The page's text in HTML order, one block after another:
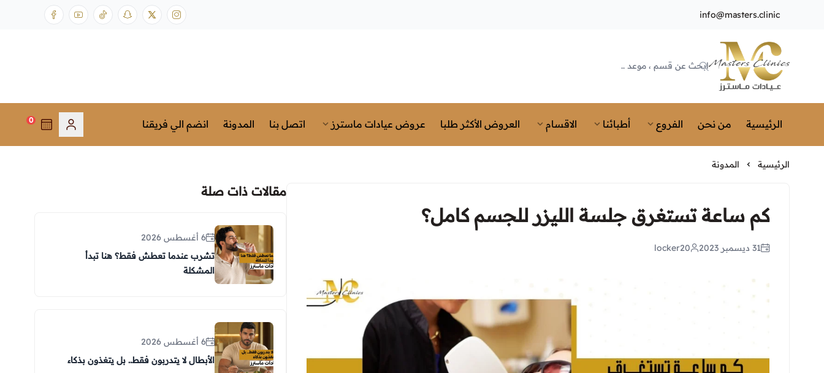
info@masters.clinic
Masters Clinics
الرئيسية من نحن الفروع أطبائنا الاقسام العروض الأكثر طلبا عروض عيادات ماسترز اتصل بنا المدونة انضم الي فريقنا 0
الرئيسية المدونة
كم ساعة تستغرق جلسة الليزر للجسم كامل؟
31 ديسمبر 2023 locker20
مقالات ذات صلة
6 أغسطس 2026
تشرب عندما تعطش فقط؟ هنا تبدأ
المشكلة
6 أغسطس 2026
الأبطال لا يتدربون فقط.. بل يتغذون بذكاء